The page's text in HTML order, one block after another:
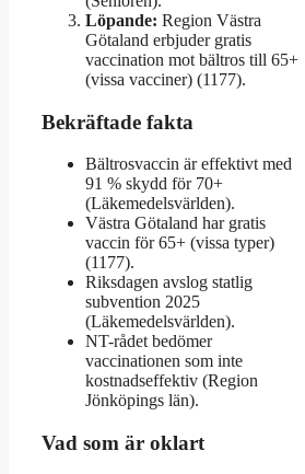
Löpande: Region Västra
Götaland erbjuder gratis
vaccination mot bältros till 65+
(vissa vacciner) (1177).
Bekräftade fakta
Bältrosvaccin är effektivt med
91 % skydd för 70+
(Läkemedelsvärlden).
Västra Götaland har gratis
vaccin för 65+ (vissa typer)
(1177).
Riksdagen avslog statlig
subvention 2025
(Läkemedelsvärlden).
NT-rådet bedömer
vaccinationen som inte
kostnadseffektiv (Region
Jönköpings län).
Vad som är oklart